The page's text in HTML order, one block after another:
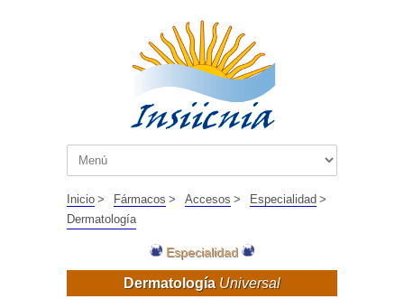
Inicio > Fármacos > Accesos > Especialidad >
Dermatología
Especialidad
DermatologíaUniversal